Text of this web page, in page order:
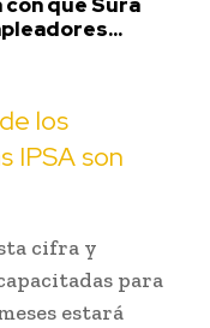
los
IPSA son
cifra y
para
estará